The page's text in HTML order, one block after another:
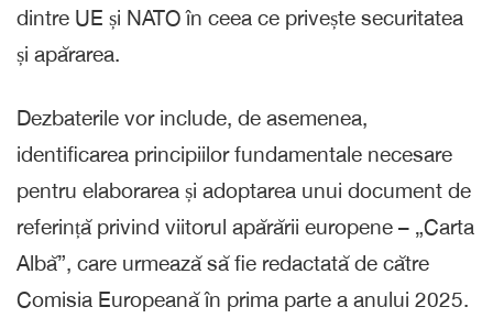
dintre UE și NATO în ceea ce privește securitatea
și apărarea.
Dezbaterile vor include, de asemenea,
identificarea principiilor fundamentale necesare
pentru elaborarea și adoptarea unui document de
referință privind viitorul apărării europene – „Carta
Albă”, care urmează să fie redactată de către
Comisia Europeană în prima parte a anului 2025.